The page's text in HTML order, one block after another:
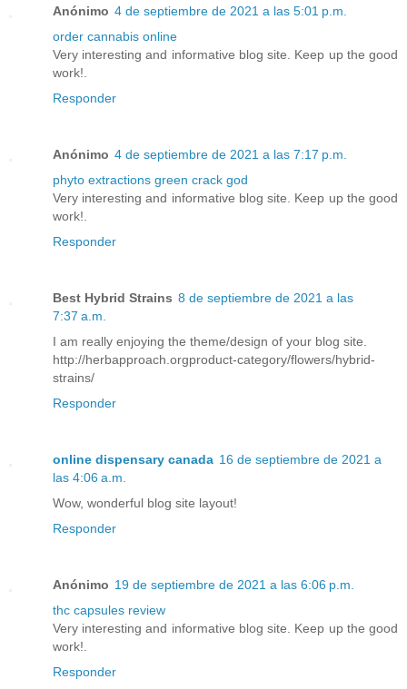
Anónimo 4 de septiembre de 2021 a las 5:01 p.m.
order cannabis online
Very interesting and informative blog site. Keep up the good
work!.
Responder
Anónimo 4 de septiembre de 2021 a las 7:17 p.m.
phyto extractions green crack god
Very interesting and informative blog site. Keep up the good
work!.
Responder
Best Hybrid Strains 8 de septiembre de 2021 a las
7:37 a.m.
I am really enjoying the theme/design of your blog site.
http://herbapproach.orgproduct-category/flowers/hybrid-
strains/
Responder
online dispensary canada 16 de septiembre de 2021 a
las 4:06 a.m.
Wow, wonderful blog site layout!
Responder
Anónimo 19 de septiembre de 2021 a las 6:06 p.m.
thc capsules review
Very interesting and informative blog site. Keep up the good
work!.
Responder